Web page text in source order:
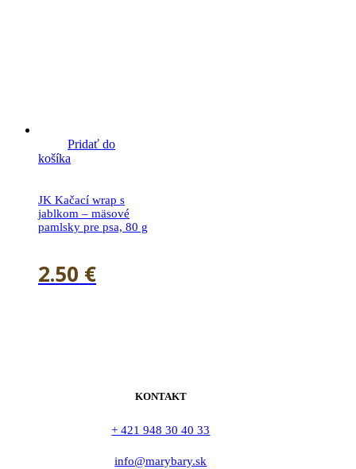
Pridať do
košíka
JK Kačací wrap s
jablkom – mäsové
pamlsky pre psa, 80 g
2.50 €
KONTAKT
+ 421 948 30 40 33
info@marybary.sk